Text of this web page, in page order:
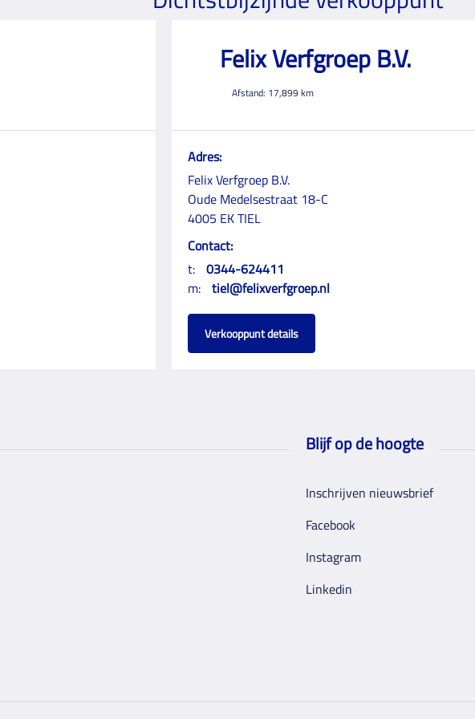
Felix Verfgroep B.V.
Afstand: 17,899 km
Adres:
Felix Verfgroep B.V.
Oude Medelsestraat 18-C
4005 EK TIEL
Contact:
t: 0344-624411
m: tiel@felixverfgroep.nl
Verkooppunt details
Blijf op de hoogte
Inschrijven nieuwsbrief
Facebook
Instagram
Linkedin